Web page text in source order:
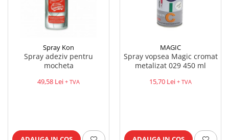
Platforme foarfeca
Translator stivuitor
Prelungitor lame stivuitor CAM
Atasamente profesionale CAM
Cleste ridicare butoi
Dispozitive ridicare butoaie
Spray Kon
Spray adeziv pentru
mocheta
49,58 Lei + TVA
MAGIC
Spray vopsea Magic cromat
metalizat 029 450 ml
15,70 Lei + TVA